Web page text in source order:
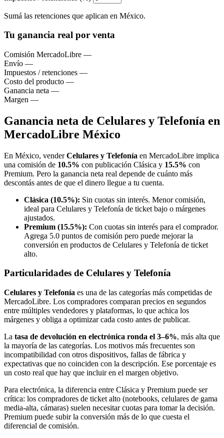
Sumá las retenciones que aplican en México.
Tu ganancia real por venta
Comisión MercadoLibre —
Envío —
Impuestos / retenciones —
Costo del producto —
Ganancia neta —
Margen —
Ganancia neta de Celulares y Telefonía en
MercadoLibre México
En México, venderCelulares y Telefonía en MercadoLibre implica
una comisión de 10.5% con publicación Clásica y 15.5% con
Premium. Pero la ganancia neta real depende de cuánto más
descontás antes de que el dinero llegue a tu cuenta.
Clásica (10.5%): Sin cuotas sin interés. Menor comisión,
ideal para Celulares y Telefonía de ticket bajo o márgenes
ajustados.
Premium (15.5%): Con cuotas sin interés para el comprador.
Agrega 5.0 puntos de comisión pero puede mejorar la
conversión en productos de Celulares y Telefonía de ticket
alto.
Particularidades de Celulares y Telefonía
Celulares y Telefonía es una de las categorías más competidas de
MercadoLibre. Los compradores comparan precios en segundos
entre múltiples vendedores y plataformas, lo que achica los
márgenes y obliga a optimizar cada costo antes de publicar.
La tasa de devolución en electrónica ronda el 3–6%, más alta que
la mayoría de las categorías. Los motivos más frecuentes son
incompatibilidad con otros dispositivos, fallas de fábrica y
expectativas que no coinciden con la descripción. Ese porcentaje es
un costo real que hay que incluir en el margen objetivo.
Para electrónica, la diferencia entre Clásica y Premium puede ser
crítica: los compradores de ticket alto (notebooks, celulares de gama
media-alta, cámaras) suelen necesitar cuotas para tomar la decisión.
Premium puede subir la conversión más de lo que cuesta el
diferencial de comisión.